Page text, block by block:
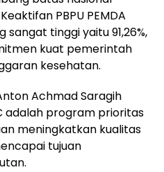
PBPU PEMDA
tinggi yaitu 91,26%,
kuat pemerintah
kesehatan.
Achmad Saragih
adalah program prioritas
meningkatkan kualitas
tujuan